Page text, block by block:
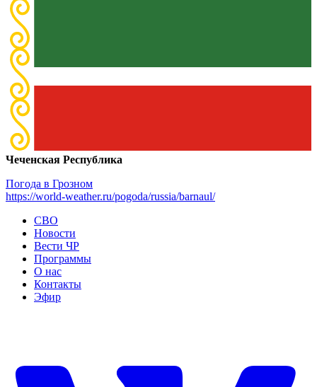
Чеченская Республика
Погода в Грозном
https://world-weather.ru/pogoda/russia/barnaul/
СВО
Новости
Вести ЧР
Программы
О нас
Контакты
Эфир